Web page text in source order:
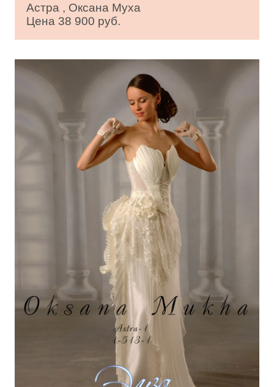
Астра , Оксана Муха
Цена 38 900 руб.